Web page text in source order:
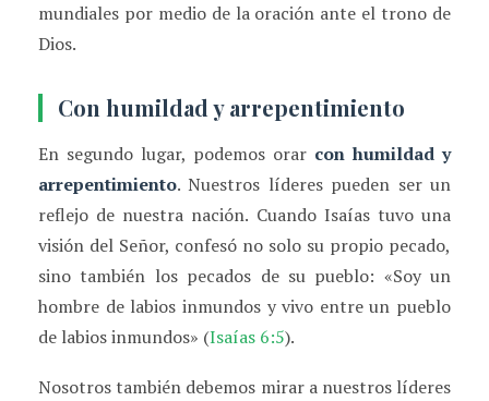
mundiales por medio de la oración ante el trono de
Dios.
Con humildad y arrepentimiento
En segundo lugar, podemos orar con humildad y
arrepentimiento. Nuestros líderes pueden ser un
reflejo de nuestra nación. Cuando Isaías tuvo una
visión del Señor, confesó no solo su propio pecado,
sino también los pecados de su pueblo: «Soy un
hombre de labios inmundos y vivo entre un pueblo
de labios inmundos» (Isaías 6:5).
Nosotros también debemos mirar a nuestros líderes